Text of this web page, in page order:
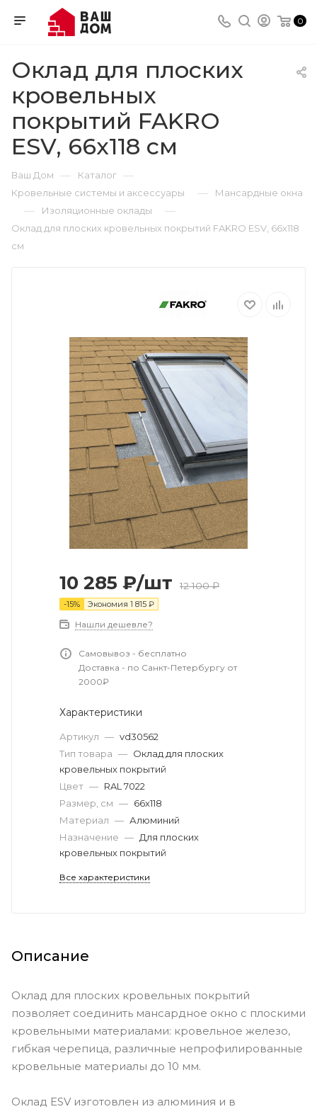
0
Оклад для плоских
кровельных
покрытий FAKRO
ESV, 66х118 см
Ваш Дом — Каталог —
Кровельные системы и аксессуары — Мансардные окна
— Изоляционные оклады —
Оклад для плоских кровельных покрытий FAKRO ESV, 66х118
см
10 285 ₽/шт 12 100₽
-15% Экономия 1 815 ₽
Нашли дешевле?
Самовывоз - бесплатно
Доставка - по Санкт-Петербургу от
2000₽
Характеристики
Артикул — vd30562
Тип товара — Оклад для плоских
кровельных покрытий
Цвет — RAL 7022
Размер, см — 66х118
Материал — Алюминий
Назначение — Для плоских
кровельных покрытий
Все характеристики
Описание
Оклад для плоских кровельных покрытий
позволяет соединить мансардное окно с плоскими
кровельными материалами: кровельное железо,
гибкая черепица, различные непрофилированные
кровельные материалы до 10 мм.
Оклад ESV изготовлен из алюминия и в